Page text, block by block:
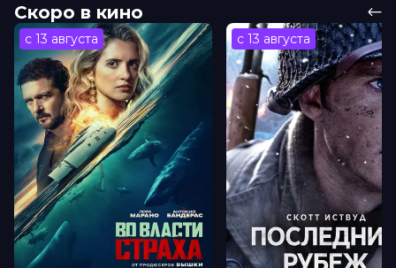
Скоро в кино
с 13 августа с 13 августа